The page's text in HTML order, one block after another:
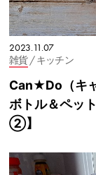
2023.11.07
雑貨/ キッチン
Can★Do（キ
ボトル＆ペッ
②】